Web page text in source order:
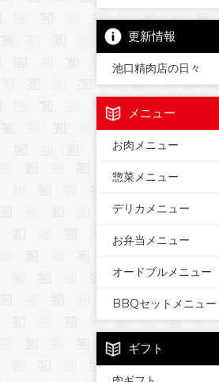
更新情報
池口精肉店の日々
メニュー
お肉メニュー
惣菜メニュー
デリカメニュー
お弁当メニュー
オードブルメニュー
BBQセットメニュー
ギフト